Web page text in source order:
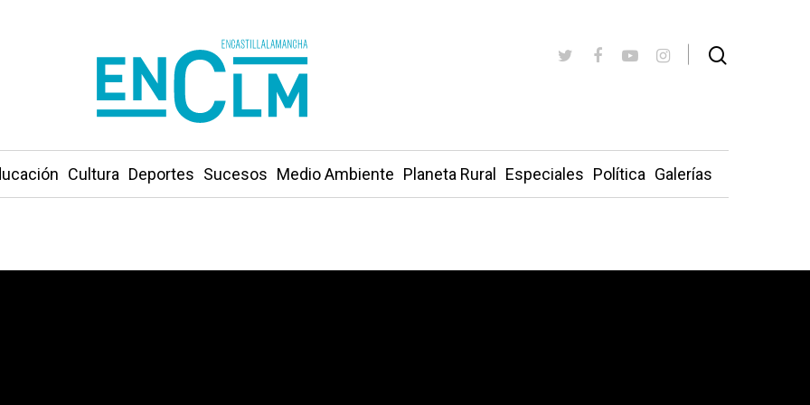
Cultura Deportes Sucesos Medio Ambiente Planeta Rural Especiales Política Galerías